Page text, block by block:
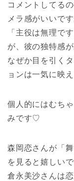
コメントしてる
メラ感がいいで
「主役は無理で
が、彼の独特感
なぜか目を引く
ョンは一気に映
個人的にはむち
みです♡
森岡恋さんが「
を見ると嬉しい
倉永美沙さんは